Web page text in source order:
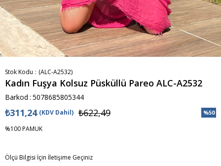
Stok Kodu (ALC-A2532)
Kadın Fuşya Kolsuz Püsküllü Pareo ALC-A2532
Barkod : 5078685805344
%50
₺622,49
₺311,24 (KDV Dahil)
%100 PAMUK
Ölçü Bilgisi İçin İletişime Geçiniz